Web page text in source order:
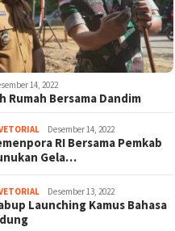
14, 2022
Rumah Bersama Dandim
Desember 14, 2022
RI Bersama Pemkab
Gela…
Desember 13, 2022
Launching Kamus Bahasa